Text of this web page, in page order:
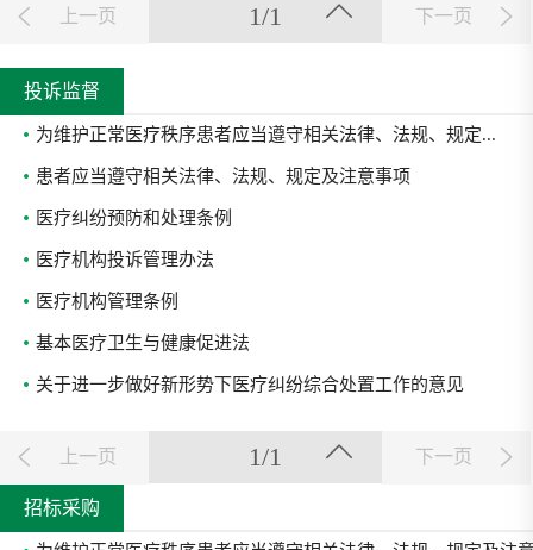
上一页 1/1 下一页
投诉监督
为维护正常医疗秩序患者应当遵守相关法律、法规、规定...
患者应当遵守相关法律、法规、规定及注意事项
医疗纠纷预防和处理条例
医疗机构投诉管理办法
医疗机构管理条例
基本医疗卫生与健康促进法
关于进一步做好新形势下医疗纠纷综合处置工作的意见
上一页 1/1 下一页
招标采购